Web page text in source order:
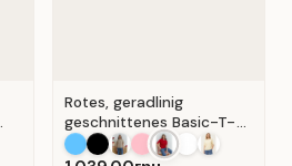
Rotes, geradlinig
geschnittenes Basic-T-
Shirt aus Baumwolle . Rot
.